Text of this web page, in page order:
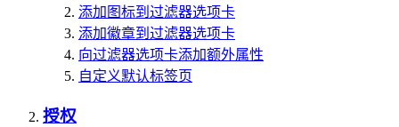
添加图标到过滤器选项卡
添加徽章到过滤器选项卡
向过滤器选项卡添加额外属性
自定义默认标签页
授权